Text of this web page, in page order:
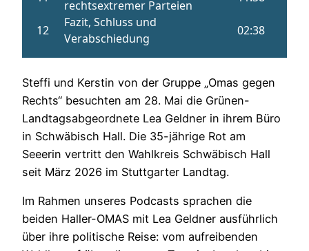
Steffi und Kerstin von der Gruppe „Omas gegen
Rechts“ besuchten am 28. Mai die Grünen-
Landtagsabgeordnete Lea Geldner in ihrem Büro
in Schwäbisch Hall. Die 35-jährige Rot am
Seeerin vertritt den Wahlkreis Schwäbisch Hall
seit März 2026 im Stuttgarter Landtag.
Im Rahmen unseres Podcasts sprachen die
beiden Haller-OMAS mit Lea Geldner ausführlich
über ihre politische Reise: vom aufreibenden